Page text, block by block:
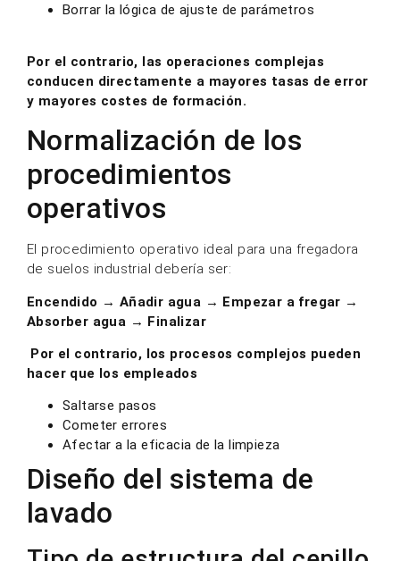
Borrar la lógica de ajuste de parámetros
Por el contrario, las operaciones complejas
conducen directamente a mayores tasas de error
y mayores costes de formación.
Normalización de los
procedimientos
operativos
El procedimiento operativo ideal para una fregadora
de suelos industrial debería ser:
Encendido → Añadir agua → Empezar a fregar →
Absorber agua → Finalizar
Por el contrario, los procesos complejos pueden
hacer que los empleados
Saltarse pasos
Cometer errores
Afectar a la eficacia de la limpieza
Diseño del sistema de
lavado